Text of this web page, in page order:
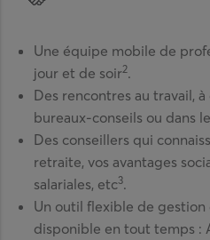
Une équipe mobile de
jour et de soir2.
Des rencontres au travail,
bureaux-conseils ou dans
Des conseillers qui
retraite, vos avantages
salariales, etc3.
Un outil flexible de gestion
disponible en tout temps :